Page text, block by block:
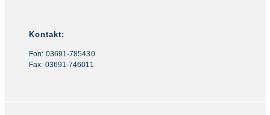
Kontakt:
Fon: 03691-785430
Fax: 03691-746011